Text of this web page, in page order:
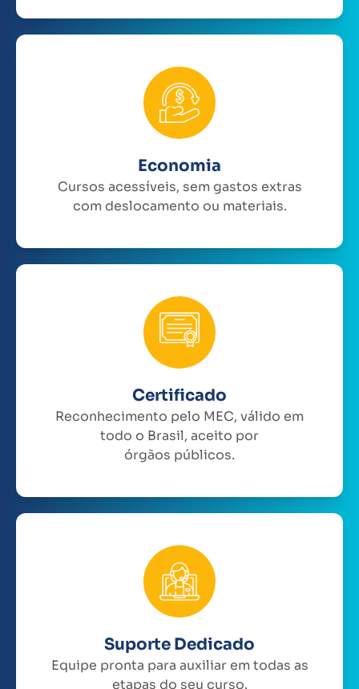
Economia
Cursos acessíveis, sem gastos extras
com deslocamento ou materiais.
Certificado
Reconhecimento pelo MEC, válido em
todo o Brasil, aceito por
órgãos públicos.
Suporte Dedicado
Equipe pronta para auxiliar em todas as
etapas do seu curso.